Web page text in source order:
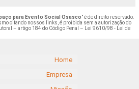
para Evento Social Osasco" é de direito reservado.
citando nossos links, é proibida sem a autorização do
– artigo 184 do Código Penal –
Lei 9610/98 - Lei de
Home
Empresa